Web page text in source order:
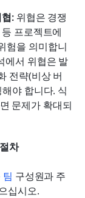
: 위협은 경쟁
프로젝트에
험을 의미합니
에서 위협은 발
전략(비상 버
야 합니다. 식
문제가 확대되
차
구성원과 주
십시오.